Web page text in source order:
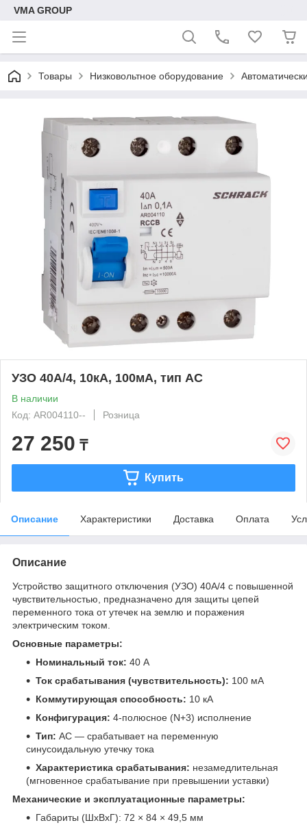
VMA GROUP
Товары Низковольтное оборудование
УЗО 40А/4, 10кА, 100мА, тип АС
В наличии
Код: AR004110--
Розница
27 250 ₸
Купить
Описание Характеристики Доставка Оплата
Описание
Устройство защитного отключения (УЗО) 40А/4 с повышенной
чувствительностью, предназначено для защиты цепей
переменного тока от утечек на землю и поражения
электрическим током.
Основные параметры:
Номинальный ток: 40 А
Ток срабатывания (чувствительность): 100 мА
Коммутирующая способность: 10 кА
Конфигурация: 4-полюсное (N+3) исполнение
Тип: AC — срабатывает на переменную
синусоидальную утечку тока
Характеристика срабатывания: незамедлительная
(мгновенное срабатывание при превышении уставки)
Механические и эксплуатационные параметры:
Габариты (ШхВхГ): 72 × 84 × 49,5 мм